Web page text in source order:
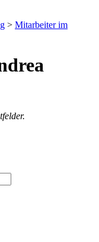
> Mitarbeiter im